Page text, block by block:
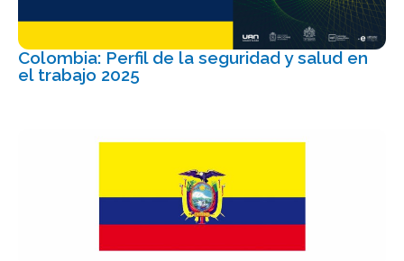
Colombia: Perfil de la seguridad y salud en
el trabajo 2025